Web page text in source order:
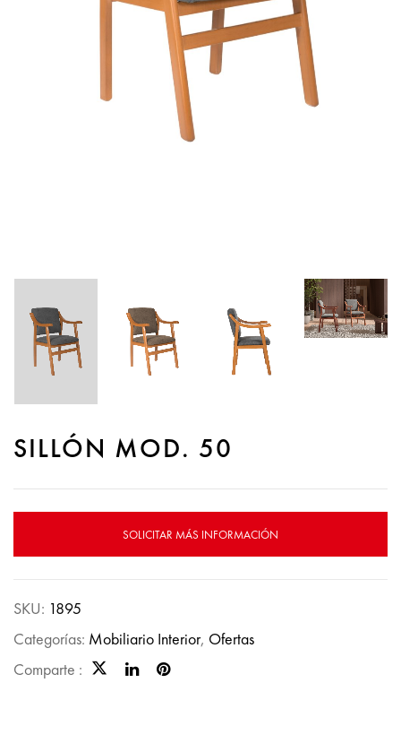
SILLÓN MOD. 50
SOLICITAR MÁS INFORMACIÓN
SKU: 1895
Categorías: Mobiliario Interior, Ofertas
Comparte :